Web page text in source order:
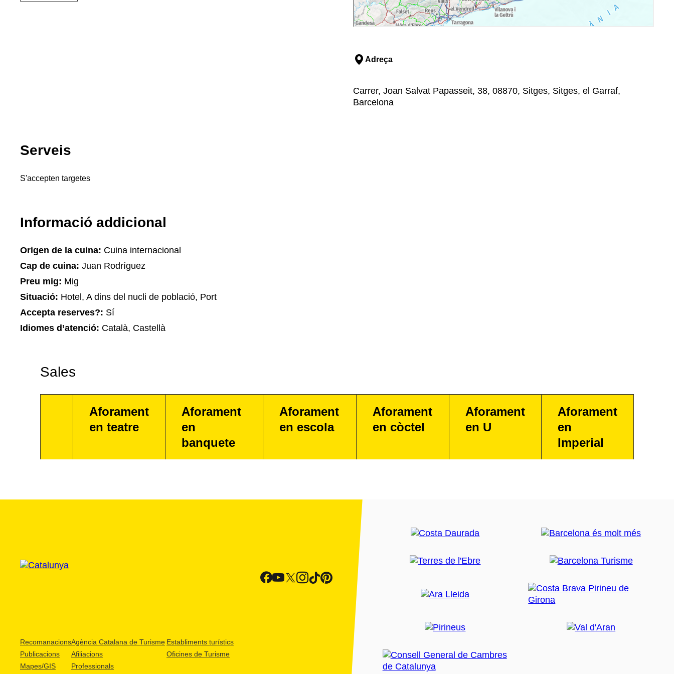
Adreça
Carrer, Joan Salvat Papasseit, 38, 08870, Sitges, Sitges, el Garraf,
Barcelona
Serveis
S'accepten targetes
Informació addicional
Origen de la cuina: Cuina internacional
Cap de cuina: Juan Rodríguez
Preu mig: Mig
Situació: Hotel, A dins del nucli de població, Port
Accepta reserves?: Sí
Idiomes d’atenció: Català, Castellà
Sales
Aforament
en teatre
Aforament
en
banquete
Aforament
en escola
Aforament
en còctel
Aforament
en U
Aforament
en
Imperial
Recomanacions
Publicacions
Mapes/GIS
Agència Catalana de Turisme
Afiliacions
Professionals
Establiments turístics
Oficines de Turisme